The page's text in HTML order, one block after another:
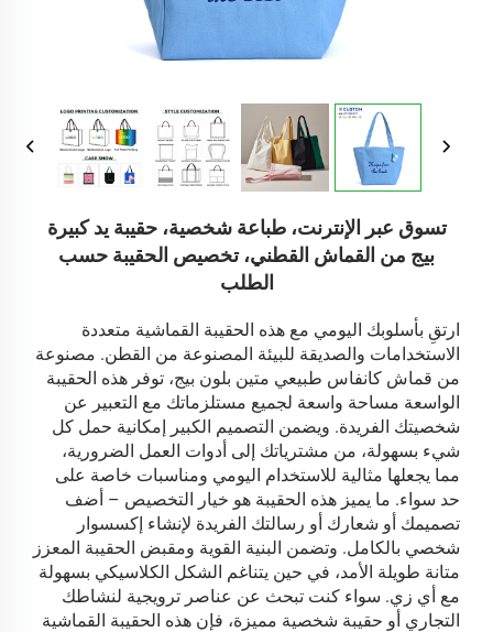
تسوق عبر الإنترنت، طباعة شخصية، حقيبة يد كبيرة
بيج من القماش القطني، تخصيص الحقيبة حسب
الطلب
ارتقِ بأسلوبك اليومي مع هذه الحقيبة القماشية متعددة
الاستخدامات والصديقة للبيئة المصنوعة من القطن. مصنوعة
من قماش كانفاس طبيعي متين بلون بيج، توفر هذه الحقيبة
الواسعة مساحة واسعة لجميع مستلزماتك مع التعبير عن
شخصيتك الفريدة. ويضمن التصميم الكبير إمكانية حمل كل
شيء بسهولة، من مشترياتك إلى أدوات العمل الضرورية،
مما يجعلها مثالية للاستخدام اليومي ومناسبات خاصة على
حد سواء. ما يميز هذه الحقيبة هو خيار التخصيص – أضف
تصميمك أو شعارك أو رسالتك الفريدة لإنشاء إكسسوار
شخصي بالكامل. وتضمن البنية القوية ومقبض الحقيبة المعزز
متانة طويلة الأمد، في حين يتناغم الشكل الكلاسيكي بسهولة
مع أي زي. سواء كنت تبحث عن عناصر ترويجية لنشاطك
التجاري أو حقيبة شخصية مميزة، فإن هذه الحقيبة القماشية